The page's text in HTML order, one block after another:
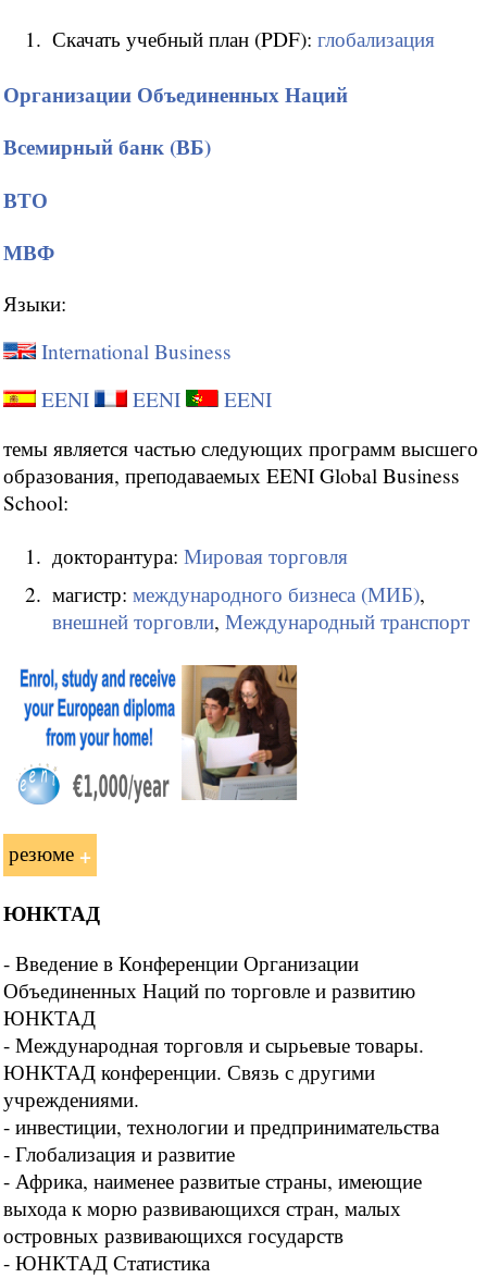
Скачать учебный план (PDF): глобализация
Организации Объединенных Наций
Всемирный банк (ВБ)
ВТО
МВФ
Языки:
International Business
EENI
EENI
EENI
темы является частью следующих программ высшего
образования, преподаваемых EENI Global Business
School:
докторантура: Мировая торговля
магистр: международного бизнеса (МИБ),
внешней торговли, Международный транспорт
резюме
ЮНКТАД
- Введение в Конференции Организации
Объединенных Наций по торговле и развитию
ЮНКТАД
- Международная торговля и сырьевые товары.
ЮНКТАД конференции. Связь с другими
учреждениями.
- инвестиции, технологии и предпринимательства
- Глобализация и развитие
- Африка, наименее развитые страны, имеющие
выхода к морю развивающихся стран, малых
островных развивающихся государств
- ЮНКТАД Статистика